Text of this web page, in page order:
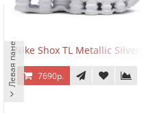
Nike Shox TL Metallic Silver
7690р.
Левая панель